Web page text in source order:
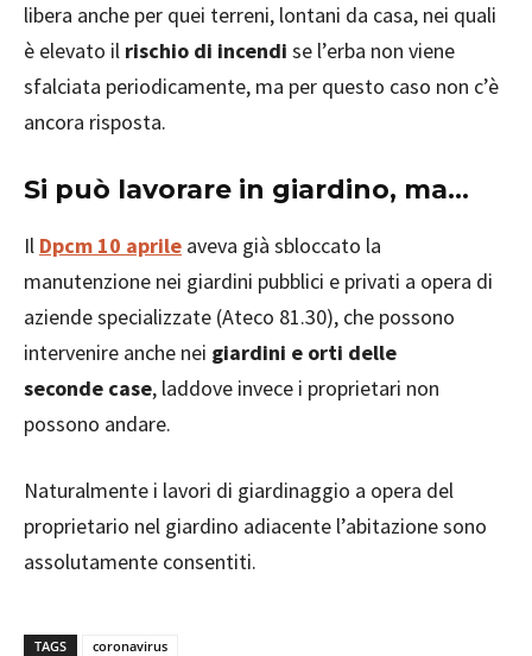
libera anche per quei terreni, lontani da casa, nei quali
è elevato il rischio di incendi se l’erba non viene
sfalciata periodicamente, ma per questo caso non c’è
ancora risposta.
Si può lavorare in giardino, ma…
Il Dpcm 10 aprile aveva già sbloccato la
manutenzione nei giardini pubblici e privati a opera di
aziende specializzate (Ateco 81.30), che possono
intervenire anche nei giardini e orti delle
seconde case, laddove invece i proprietari non
possono andare.
Naturalmente i lavori di giardinaggio a opera del
proprietario nel giardino adiacente l’abitazione sono
assolutamente consentiti.
TAGS coronavirus